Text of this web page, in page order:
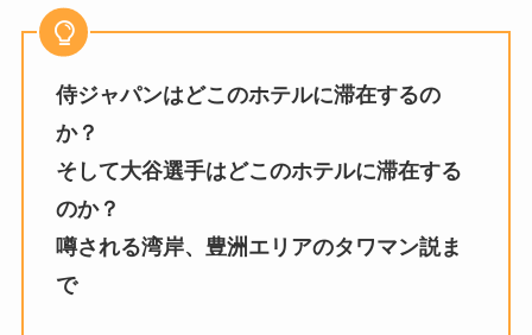
侍ジャパンはどこのホテルに滞在するの
か？
そして大谷選手はどこのホテルに滞在する
のか？
噂される湾岸、豊洲エリアのタワマン説ま
で